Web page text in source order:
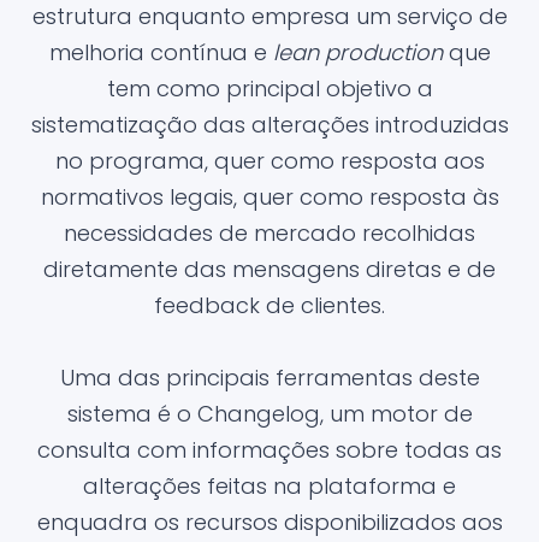
estrutura enquanto empresa um serviço de
melhoria contínua e lean productionque
tem como principal objetivo a
sistematização das alterações introduzidas
no programa, quer como resposta aos
normativos legais, quer como resposta às
necessidades de mercado recolhidas
diretamente das mensagens diretas e de
feedback de clientes.
Uma das principais ferramentas deste
sistema é o Changelog, um motor de
consulta com informações sobre todas as
alterações feitas na plataforma e
enquadra os recursos disponibilizados aos